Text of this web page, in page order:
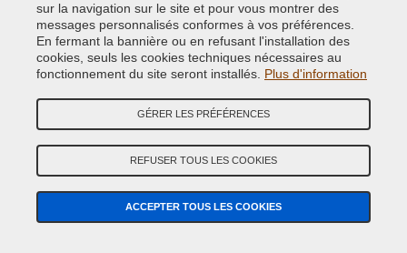
RADIANT FIRE RED
Code couleur originale:AC10987
Code du produit:VC-CHA-AC10987
RADIANT FIRE RED
Code couleur originale:PRB
Code couleur originale:PYH
sur la navigation sur le site et pour vous montrer des
messages personnalisés conformes à vos préférences.
En fermant la bannière ou en refusant l'installation des
cookies, seuls les cookies techniques nécessaires au
fonctionnement du site seront installés. Plus d'information
GÉRER LES PRÉFÉRENCES
REFUSER TOUS LES COOKIES
ACCEPTER TOUS LES COOKIES